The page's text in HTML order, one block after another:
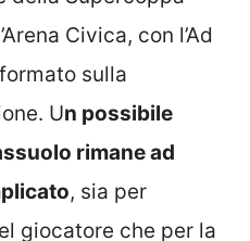
Civica, con l’Ad
sulla
Un possibile
rimane ad
, sia per
giocatore che per la